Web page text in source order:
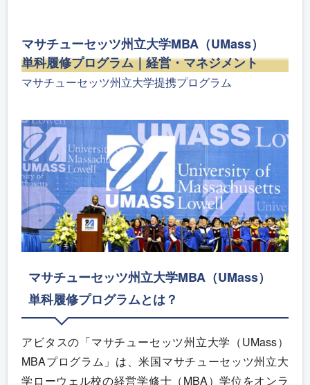
マサチューセッツ州立大学MBA（UMass）
単科履修プログラム｜経営・マネジメント
マサチューセッツ州立大学提携プログラム
マサチューセッツ州立大学MBA（UMass）
単科履修プログラムとは？
アビタスの「マサチューセッツ州立大学（UMass）
MBAプログラム」は、米国マサチューセッツ州立大
学ローウェル校の経営学修士（MBA）学位をオンラ